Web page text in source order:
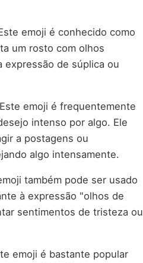
emoji é conhecido como
um rosto com olhos
expressão de súplica ou
emoji é frequentemente
intenso por algo. Ele
a postagens ou
algo intensamente.
também pode ser usado
à expressão "olhos de
sentimentos de tristeza ou
emoji é bastante popular